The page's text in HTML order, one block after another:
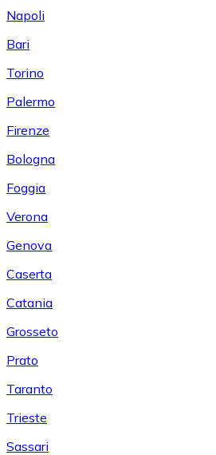
Napoli
Bari
Torino
Palermo
Firenze
Bologna
Foggia
Verona
Genova
Caserta
Catania
Grosseto
Prato
Taranto
Trieste
Sassari